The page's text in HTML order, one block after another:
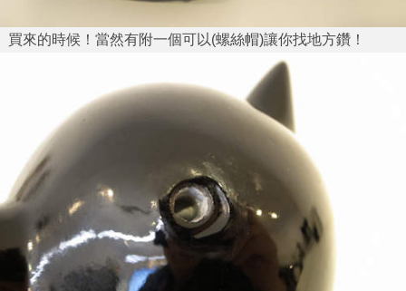
買來的時候！當然有附一個可以(螺絲帽)讓你找地方鑽！